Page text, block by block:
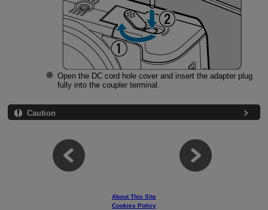
Open the DC cord hole cover and insert the adapter plug
fully into the coupler terminal.
Caution
About This Site
Cookies Policy